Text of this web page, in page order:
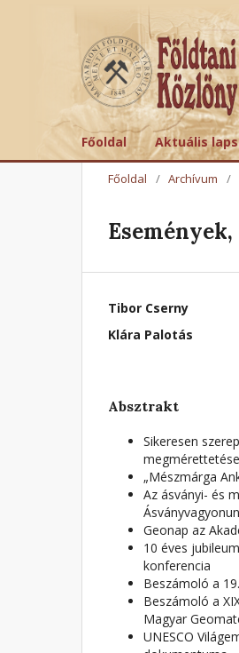
Főoldal Aktuális
Főoldal / Archívum /
Tibor Cserny
Klára Palotás
Absztrakt
Sikeresen
„Mészmárga
Az ásványi- és
Geonap az
10 éves
konferencia
Beszámoló a
Beszámoló a
Magyar
UNESCO